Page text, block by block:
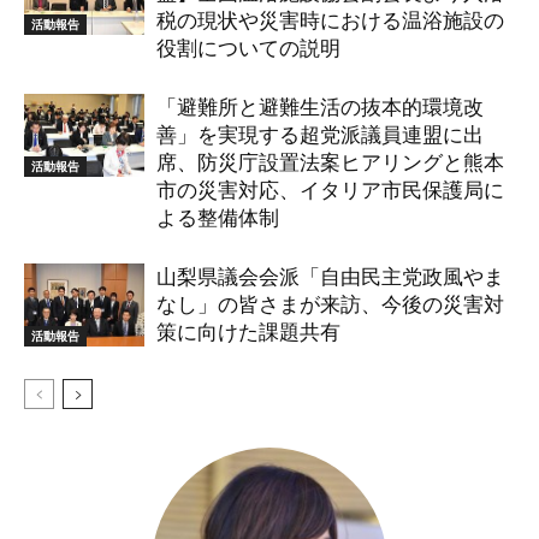
活動報告
税の現状や災害時における温浴施設の
役割についての説明
活動報告
「避難所と避難生活の抜本的環境改
善」を実現する超党派議員連盟に出
席、防災庁設置法案ヒアリングと熊本
市の災害対応、イタリア市民保護局に
よる整備体制
活動報告
山梨県議会会派「自由民主党政風やま
なし」の皆さまが来訪、今後の災害対
策に向けた課題共有